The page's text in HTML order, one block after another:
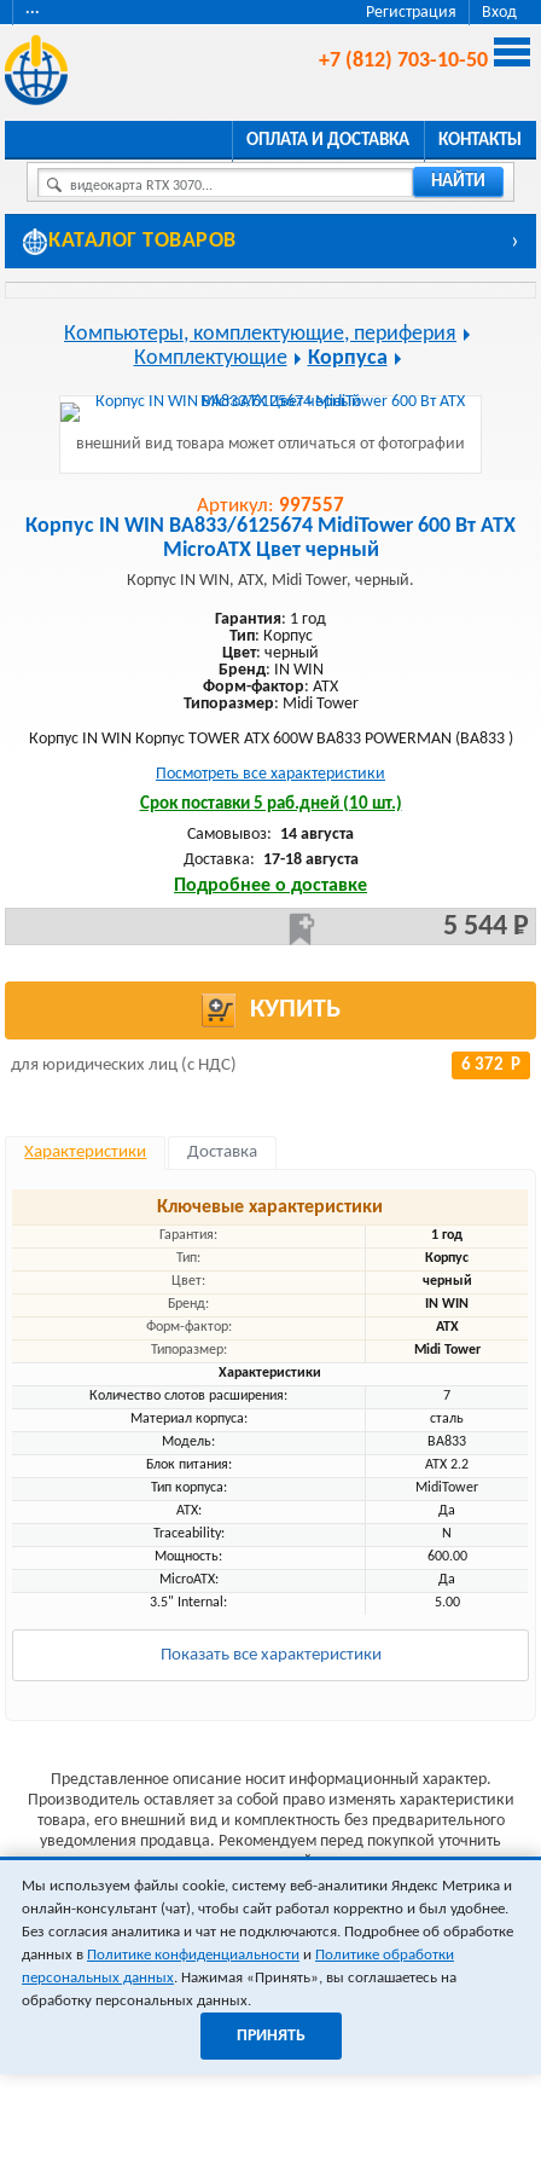
Регистрация Вход
···
+7 (812) 703-10-50
ОПЛАТА И ДОСТАВКА КОНТАКТЫ
видеокарта RTX 3070... НАЙТИ
КАТАЛОГ ТОВАРОВ ›
Компьютеры, комплектующие, периферия
Комплектующие
Корпуса
внешний вид товара может отличаться от фотографии
Артикул: 997557
Корпус IN WIN BA833/6125674 MidiTower 600 Вт ATX
MicroATX Цвет черный
Корпус IN WIN, ATX, Midi Tower, черный.
Гарантия: 1 год
Тип: Корпус
Цвет: черный
Бренд: IN WIN
Форм-фактор: ATX
Типоразмер: Midi Tower
Корпус IN WIN Корпус TOWER ATX 600W BA833 POWERMAN (BA833 )
Посмотреть все характеристики
Срок поставки 5 раб.дней (10 шт.)
Самовывоз: 14 августа
Доставка: 17-18 августа
Подробнее о доставке
5 544 Р
КУПИТЬ
для юридических лиц (с НДС) 6 372 Р
Характеристики Доставка
Ключевые характеристики
Гарантия:
1 год
Тип:
Корпус
Цвет:
черный
Бренд:
IN WIN
Форм-фактор:
ATX
Типоразмер:
Midi Tower
Характеристики
Количество слотов расширения:
7
Материал корпуса:
сталь
Модель:
BA833
Блок питания:
ATX 2.2
Тип корпуса:
MidiTower
ATX:
Да
Traceability:
N
Мощность:
600.00
MicroATX:
Да
3.5" Internal:
5.00
Показать все характеристики
Представленное описание носит информационный характер.
Производитель оставляет за собой право изменять характеристики
товара, его внешний вид и комплектность без предварительного
уведомления продавца. Рекомендуем перед покупкой уточнить
характеристики товара на сайте производителя.
Указанные цены не являются публичной офертой (ст.435 ГК РФ).
Стоимость и наличие товара уточняйте у менеджера.
Мы используем файлы cookie, систему веб-аналитики Яндекс Метрика и
онлайн-консультант (чат), чтобы сайт работал корректно и был удобнее.
Без согласия аналитика и чат не подключаются. Подробнее об обработке
данных в Политике конфиденциальности и Политике обработки
персональных данных. Нажимая «Принять», вы соглашаетесь на
обработку персональных данных.
ПРИНЯТЬ